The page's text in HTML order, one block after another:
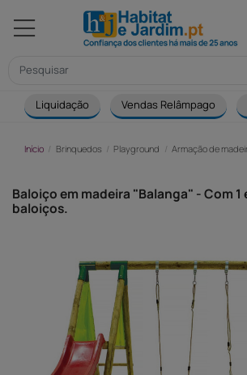
Liquidação Vendas Relâmpago
Início Brinquedos Playground Armação de
Baloiço em madeira "Balanga" - Com 1
baloiços.